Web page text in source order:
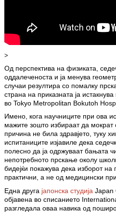
>
Од перспектива на физиката,
оддалеченоста и ја менува
случаи резултира со помалку
страна на приказната ја истакнува
во Tokyo Metropolitan Bokutoh
Имено, кога научниците при ова
мажите зошто избираат да мократ
причина не била здравјето, туку
испитаниците изјавиле дека
полесно да ја одржуваат бањата
непотребното прскање околу
бидејќи покажува дека изборот
практични, а не од медицински
Една друга јапонска студија Japan
објавена во списанието
разгледала оваа навика од